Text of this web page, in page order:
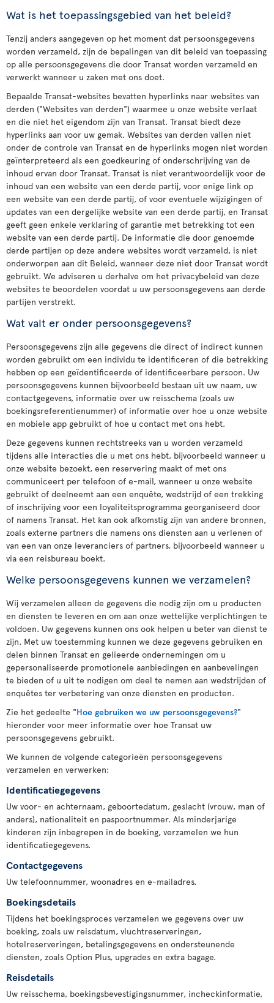
Wat is het toepassingsgebied van het beleid?
Tenzij anders aangegeven op het moment dat persoonsgegevens
worden verzameld, zijn de bepalingen van dit beleid van toepassing
op alle persoonsgegevens die door Transat worden verzameld en
verwerkt wanneer u zaken met ons doet.
Bepaalde Transat-websites bevatten hyperlinks naar websites van
derden ("Websites van derden") waarmee u onze website verlaat
en die niet het eigendom zijn van Transat. Transat biedt deze
hyperlinks aan voor uw gemak. Websites van derden vallen niet
onder de controle van Transat en de hyperlinks mogen niet worden
geïnterpreteerd als een goedkeuring of onderschrijving van de
inhoud ervan door Transat. Transat is niet verantwoordelijk voor de
inhoud van een website van een derde partij, voor enige link op
een website van een derde partij, of voor eventuele wijzigingen of
updates van een dergelijke website van een derde partij, en Transat
geeft geen enkele verklaring of garantie met betrekking tot een
website van een derde partij. De informatie die door genoemde
derde partijen op deze andere websites wordt verzameld, is niet
onderworpen aan dit Beleid, wanneer deze niet door Transat wordt
gebruikt. We adviseren u derhalve om het privacybeleid van deze
websites te beoordelen voordat u uw persoonsgegevens aan derde
partijen verstrekt.
Wat valt er onder persoonsgegevens?
Persoonsgegevens zijn alle gegevens die direct of indirect kunnen
worden gebruikt om een individu te identificeren of die betrekking
hebben op een geïdentificeerde of identificeerbare persoon. Uw
persoonsgegevens kunnen bijvoorbeeld bestaan uit uw naam, uw
contactgegevens, informatie over uw reisschema (zoals uw
boekingsreferentienummer) of informatie over hoe u onze website
en mobiele app gebruikt of hoe u contact met ons hebt.
Deze gegevens kunnen rechtstreeks van u worden verzameld
tijdens alle interacties die u met ons hebt, bijvoorbeeld wanneer u
onze website bezoekt, een reservering maakt of met ons
communiceert per telefoon of e-mail, wanneer u onze website
gebruikt of deelneemt aan een enquête, wedstrijd of een trekking
of inschrijving voor een loyaliteitsprogramma georganiseerd door
of namens Transat. Het kan ook afkomstig zijn van andere bronnen,
zoals externe partners die namens ons diensten aan u verlenen of
van een van onze leveranciers of partners, bijvoorbeeld wanneer u
via een reisbureau boekt.
Welke persoonsgegevens kunnen we verzamelen?
Wij verzamelen alleen de gegevens die nodig zijn om u producten
en diensten te leveren en om aan onze wettelijke verplichtingen te
voldoen. Uw gegevens kunnen ons ook helpen u beter van dienst te
zijn. Met uw toestemming kunnen we deze gegevens gebruiken en
delen binnen Transat en gelieerde ondernemingen om u
gepersonaliseerde promotionele aanbiedingen en aanbevelingen
te bieden of u uit te nodigen om deel te nemen aan wedstrijden of
enquêtes ter verbetering van onze diensten en producten.
Zie het gedeelte "Hoe gebruiken we uw persoonsgegevens?"
hieronder voor meer informatie over hoe Transat uw
persoonsgegevens gebruikt.
We kunnen de volgende categorieën persoonsgegevens
verzamelen en verwerken:
Identificatiegegevens
Uw voor- en achternaam, geboortedatum, geslacht (vrouw, man of
anders), nationaliteit en paspoortnummer. Als minderjarige
kinderen zijn inbegrepen in de boeking, verzamelen we hun
identificatiegegevens.
Contactgegevens
Uw telefoonnummer, woonadres en e-mailadres.
Boekingsdetails
Tijdens het boekingsproces verzamelen we gegevens over uw
boeking, zoals uw reisdatum, vluchtreserveringen,
hotelreserveringen, betalingsgegevens en ondersteunende
diensten, zoals Option Plus, upgrades en extra bagage.
Reisdetails
Uw reisschema, boekingsbevestigingsnummer, incheckinformatie,